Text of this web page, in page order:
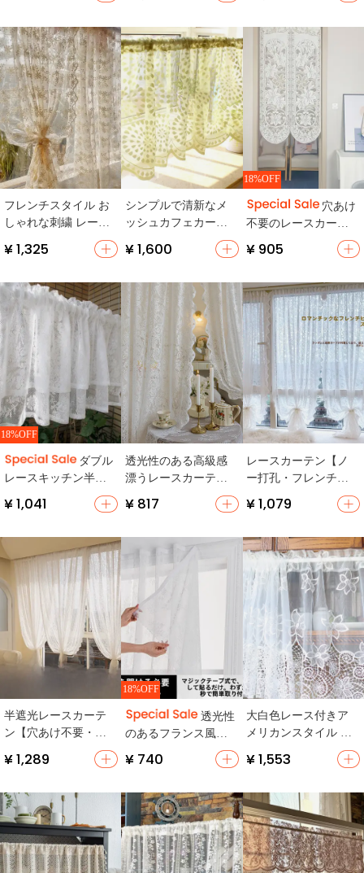
フレンチスタイル お
しゃれな刺繍 レース
カーテン【穴あけ不
要・半カーテン・マ
¥ 1,325
シンプルで清新なメ
ッシュカフェカーテ
ン【ショート・レー
ス付き・台所用・小
¥ 1,600
18%OFF
穴あけ
不要のレースカーテ
室・バスルーム用・
半遮光】
¥ 905
18%OFF
ダブル
レースキッチン半カ
ーテン【マジックテ
ープ・穴あけ不要・
¥ 1,041
透光性のある高級感
漂うレースカーテン
【奶咖色・寝室用・
インテリア】
¥ 817
レースカーテン【ノ
ー打孔・フレンチス
タイル・インテリア
用・お洒落なデザイ
¥ 1,079
半遮光レースカーテ
ン【穴あけ不要・寝
型】
¥ 1,289
18%OFF
透光性
のあるフランス風レ
ースカーテン【穴あ
け不要・自粘式・寝
¥ 740
大白色レース付きア
メリカンスタイル カ
要・短い半カーテ
ン】
¥ 1,553